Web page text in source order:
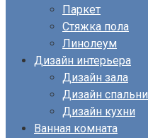
Паркет
Стяжка пола
Линолеум
Дизайн интерьера
Дизайн зала
Дизайн спальни
Дизайн кухни
Ванная комната